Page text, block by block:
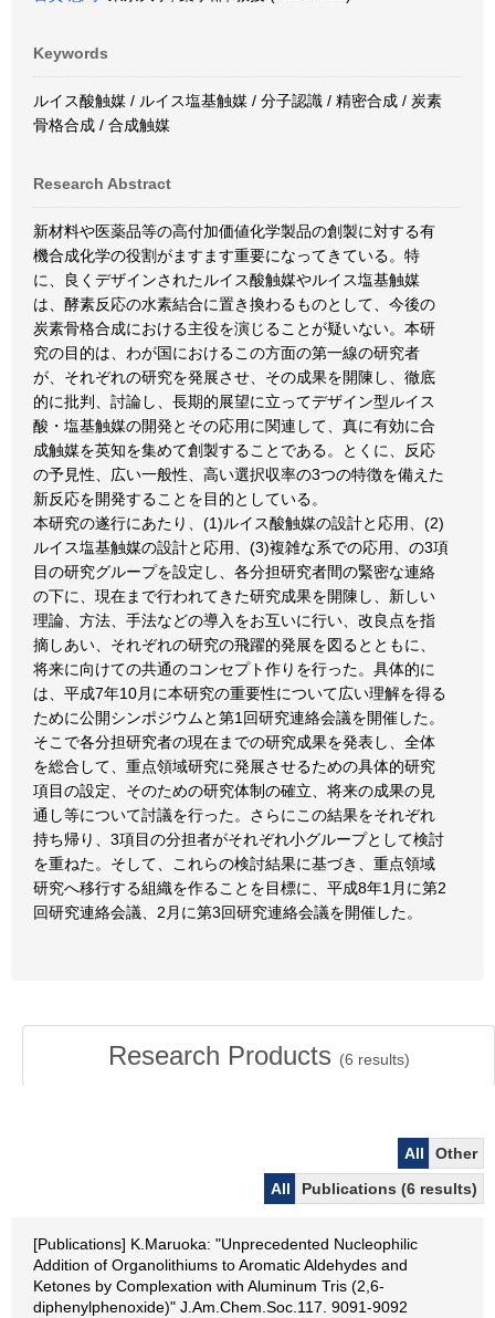
Keywords
ルイス酸触媒 / ルイス塩基触媒 / 分子認識 / 精密合成 / 炭素
骨格合成 / 合成触媒
Research Abstract
新材料や医薬品等の高付加価値化学製品の創製に対する有
機合成化学の役割がますます重要になってきている。特
に、良くデザインされたルイス酸触媒やルイス塩基触媒
は、酵素反応の水素結合に置き換わるものとして、今後の
炭素骨格合成における主役を演じることが疑いない。本研
究の目的は、わが国におけるこの方面の第一線の研究者
が、それぞれの研究を発展させ、その成果を開陳し、徹底
的に批判、討論し、長期的展望に立ってデザイン型ルイス
酸・塩基触媒の開発とその応用に関連して、真に有効に合
成触媒を英知を集めて創製することである。とくに、反応
の予見性、広い一般性、高い選択収率の3つの特徴を備えた
新反応を開発することを目的としている。
本研究の遂行にあたり、(1)ルイス酸触媒の設計と応用、(2)
ルイス塩基触媒の設計と応用、(3)複雑な系での応用、の3項
目の研究グループを設定し、各分担研究者間の緊密な連絡
の下に、現在まで行われてきた研究成果を開陳し、新しい
理論、方法、手法などの導入をお互いに行い、改良点を指
摘しあい、それぞれの研究の飛躍的発展を図るとともに、
将来に向けての共通のコンセプト作りを行った。具体的に
は、平成7年10月に本研究の重要性について広い理解を得る
ために公開シンポジウムと第1回研究連絡会議を開催した。
そこで各分担研究者の現在までの研究成果を発表し、全体
を総合して、重点領域研究に発展させるための具体的研究
項目の設定、そのための研究体制の確立、将来の成果の見
通し等について討議を行った。さらにこの結果をそれぞれ
持ち帰り、3項目の分担者がそれぞれ小グループとして検討
を重ねた。そして、これらの検討結果に基づき、重点領域
研究へ移行する組織を作ることを目標に、平成8年1月に第2
回研究連絡会議、2月に第3回研究連絡会議を開催した。
Research Products (6 results)
All
Other
All
Publications (6 results)
[Publications] K.Maruoka: "Unprecedented Nucleophilic
Addition of Organolithiums to Aromatic Aldehydes and
Ketones by Complexation with Aluminum Tris (2,6-
diphenylphenoxide)" J.Am.Chem.Soc.117. 9091-9092